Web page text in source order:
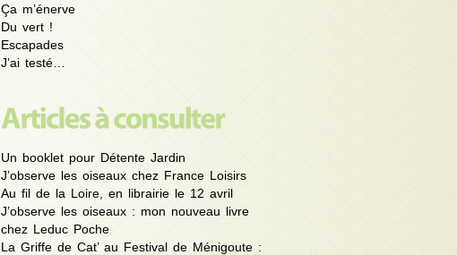
Ça m’énerve
Du vert !
Escapades
J’ai testé…
Un booklet pour Détente Jardin
J’observe les oiseaux chez France Loisirs
Au fil de la Loire, en librairie le 12 avril
J’observe les oiseaux : mon nouveau livre
chez Leduc Poche
La Griffe de Cat’ au Festival de Ménigoute :